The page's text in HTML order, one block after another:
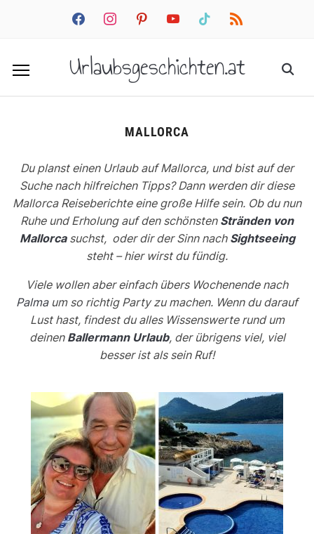
facebookinstagrampinterestyoutube tiktok rss
Urlaubsgeschichten.at
MALLORCA
Du planst einen Urlaub auf Mallorca, und bist auf der
Suche nach hilfreichen Tipps? Dann werden dir diese
Mallorca Reiseberichte eine große Hilfe sein. Ob du nun
Ruhe und Erholung auf den schönsten Stränden von
Mallorcasuchst, oder dir der Sinn nach Sightseeing
steht – hier wirst du fündig.
Viele wollen aber einfach übers Wochenende nach
Palmaum so richtig Party zu machen. Wenn du darauf
Lust hast, findest du alles Wissenswerte rund um
deinen Ballermann Urlaub, der übrigens viel, viel
besser ist als sein Ruf!